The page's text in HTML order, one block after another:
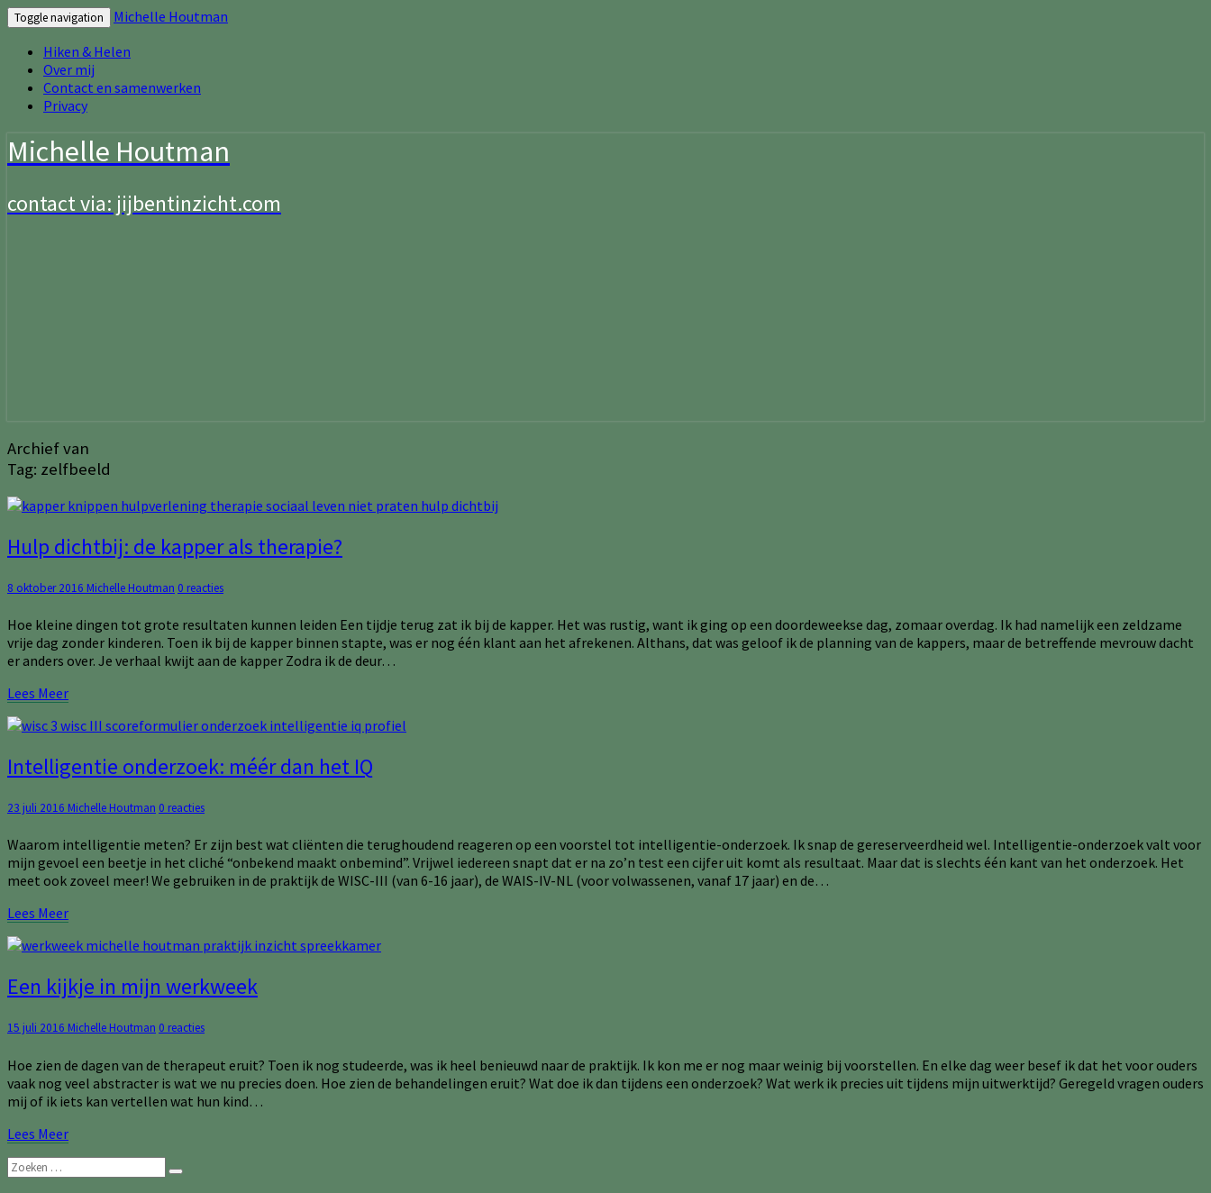
Toggle navigation
Michelle Houtman
Hiken & Helen
Over mij
Contact en samenwerken
Privacy
Michelle Houtman
contact via: jijbentinzicht.com
Archief van
Tag: zelfbeeld
Hulp
dichtbij:
kapper
therapie?
Hulp dichtbij: de kapper als therapie?
8 oktober 2016 Michelle Houtman Reacties
0 reacties
Hoe kleine dingen tot grote resultaten kunnen leiden Een tijdje terug zat ik bij de kapper. Het was rustig, want ik ging op een doordeweekse dag, zomaar overdag. Ik had namelijk een zeldzame
vrije dag zonder kinderen. Toen ik bij de kapper binnen stapte, was er nog één klant aan het afrekenen. Althans, dat was geloof ik de planning van de kappers, maar de betreffende mevrouw dacht
er anders over. Je verhaal kwijt aan de kapper Zodra ik de deur…
Lees MeerLees
Intelligentie
onderzoek:
dan
IQ
Intelligentie onderzoek: méér dan het IQ
23 juli 2016 Michelle Houtman Reacties
0 reacties
Waarom intelligentie meten? Er zijn best wat cliënten die terughoudend reageren op een voorstel tot intelligentie-onderzoek. Ik snap de gereserveerdheid wel. Intelligentie-onderzoek valt voor
mijn gevoel een beetje in het cliché “onbekend maakt onbemind”. Vrijwel iedereen snapt dat er na zo’n test een cijfer uit komt als resultaat. Maar dat is slechts één kant van het onderzoek. Het
meet ook zoveel meer! We gebruiken in de praktijk de WISC-III (van 6-16 jaar), de WAIS-IV-NL (voor volwassenen, vanaf 17 jaar) en de…
Lees MeerLees
Een
kijkje
mijn
Een kijkje in mijn werkweek
15 juli 2016 Michelle Houtman Reacties
0 reacties
Hoe zien de dagen van de therapeut eruit? Toen ik nog studeerde, was ik heel benieuwd naar de praktijk. Ik kon me er nog maar weinig bij voorstellen. En elke dag weer besef ik dat het voor ouders
vaak nog veel abstracter is wat we nu precies doen. Hoe zien de behandelingen eruit? Wat doe ik dan tijdens een onderzoek? Wat werk ik precies uit tijdens mijn uitwerktijd? Geregeld vragen ouders
mij of ik iets kan vertellen wat hun kind…
Lees MeerLees
Zoeken
naar:
Zoeken